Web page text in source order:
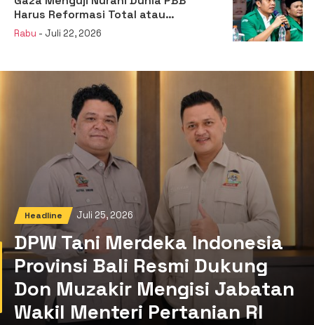
Harus Reformasi Total atau
Kehilangan Legitimasi
Rabu - Juli 22, 2026
Headline Juli 25, 2026
DPW Tani Merdeka Indonesia
Provinsi Bali Resmi Dukung
Don Muzakir Mengisi Jabatan
Wakil Menteri Pertanian RI